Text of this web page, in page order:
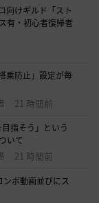
向けギルド「スト
有・初心者復帰者
乗防止」設定が毎
21 時間前
指そう」という
いて
21 時間前
ボ動画並びにス